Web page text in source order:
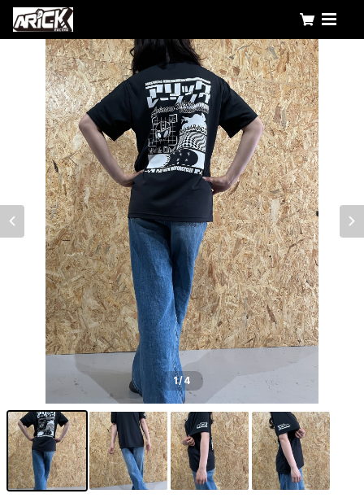
1/4